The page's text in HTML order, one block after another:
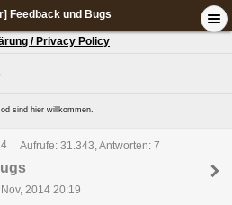
Feedback und Bugs
/ Privacy Policy
sind hier willkommen.
Aufrufe: 31.343, Antworten: 7
2014 20:19